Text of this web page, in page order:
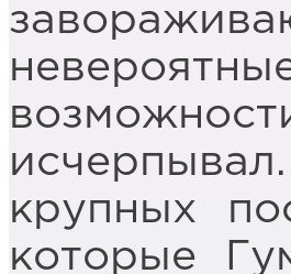
крупных
которые